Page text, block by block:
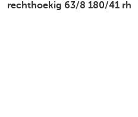
rechthoekig 63/8 180/41 rh